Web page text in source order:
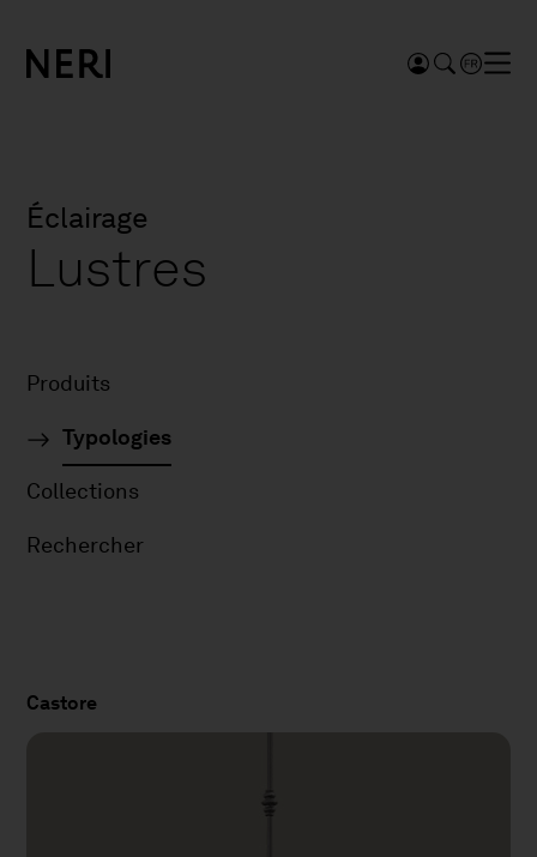
Éclairage
Lustres
Produits
Typologies
Collections
Rechercher
Castore